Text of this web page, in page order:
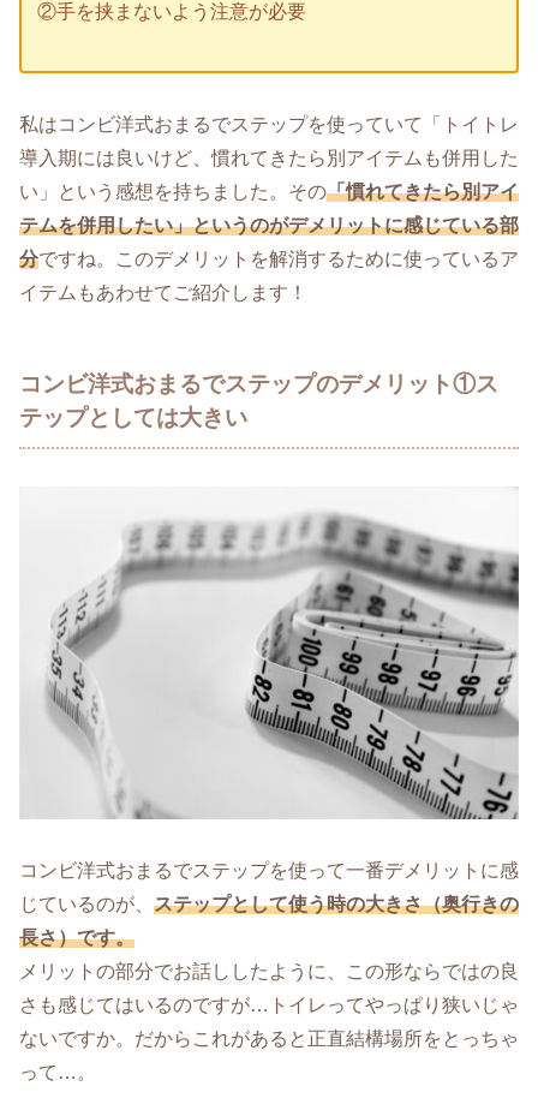
②手を挟まないよう注意が必要
私はコンビ洋式おまるでステップを使っていて「トイトレ
導入期には良いけど、慣れてきたら別アイテムも併用した
い」という感想を持ちました。その「慣れてきたら別アイ
テムを併用したい」というのがデメリットに感じている部
分ですね。このデメリットを解消するために使っているア
イテムもあわせてご紹介します！
コンビ洋式おまるでステップのデメリット①ス
テップとしては大きい
コンビ洋式おまるでステップを使って一番デメリットに感
じているのが、 ステップとして使う時の大きさ（奥行きの
長さ）です。
メリットの部分でお話ししたように、この形ならではの良
さも感じてはいるのですが…トイレってやっぱり狭いじゃ
ないですか。だからこれがあると正直結構場所をとっちゃ
って…。